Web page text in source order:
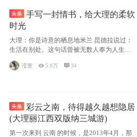
手写一封情书，给大理的柔软
时光
大理：你是诗意的栖息地米兰 昆德拉说过：
生活在别处。这句话曾被无数人奉为人生信
条，并
滢萱 5.8万 34
彩云之南，待得越久越想隐居
(大理丽江西双版纳三城游)
第一次来到 云南 的时候，是2013年4月，那